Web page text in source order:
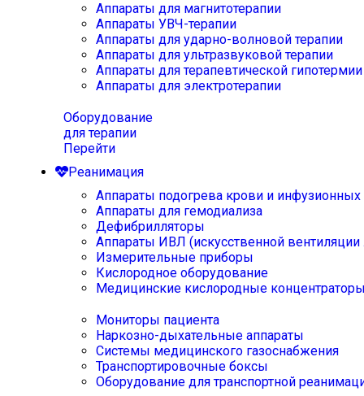
Аппараты для магнитотерапии
Аппараты УВЧ-терапии
Аппараты для ударно-волновой терапии
Аппараты для ультразвуковой терапии
Аппараты для терапевтической
Аппараты для электротерапии
Оборудование
для терапии
Перейти
Реанимация
Аппараты подогрева крови и инфузионных
Аппараты для гемодиализа
Дефибрилляторы
Аппараты ИВЛ (искусственной вентиляции
Измерительные приборы
Кислородное оборудование
Медицинские кислородные
Мониторы пациента
Наркозно-дыхательные аппараты
Системы медицинского газоснабжения
Транспортировочные боксы
Оборудование для транспортной